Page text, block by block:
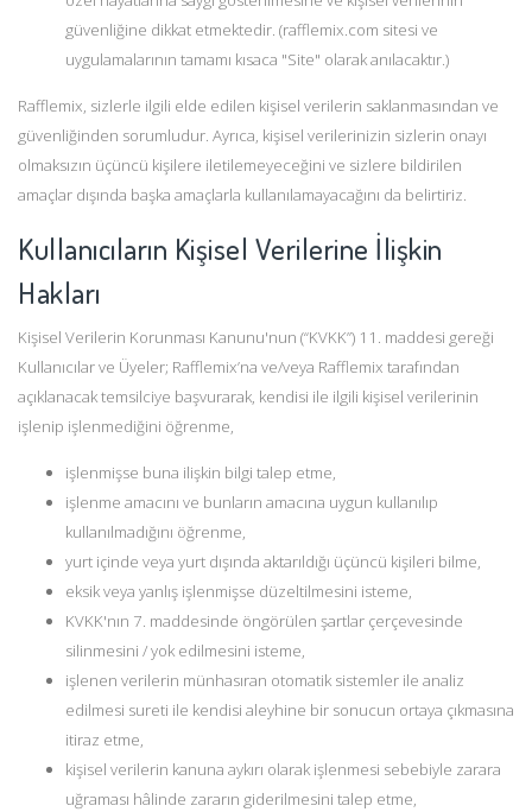
güvenliğine dikkat etmektedir. (rafflemix.com sitesi ve
uygulamalarının tamamı kısaca "Site" olarak anılacaktır.)
Rafflemix, sizlerle ilgili elde edilen kişisel verilerin saklanmasından ve
güvenliğinden sorumludur. Ayrıca, kişisel verilerinizin sizlerin onayı
olmaksızın üçüncü kişilere iletilemeyeceğini ve sizlere bildirilen
amaçlar dışında başka amaçlarla kullanılamayacağını da belirtiriz.
Kullanıcıların Kişisel Verilerine İlişkin
Hakları
Kişisel Verilerin Korunması Kanunu'nun (“KVKK”) 11. maddesi gereği
Kullanıcılar ve Üyeler; Rafflemix’na ve/veya Rafflemix tarafından
açıklanacak temsilciye başvurarak, kendisi ile ilgili kişisel verilerinin
işlenip işlenmediğini öğrenme,
işlenmişse buna ilişkin bilgi talep etme,
işlenme amacını ve bunların amacına uygun kullanılıp
kullanılmadığını öğrenme,
yurt içinde veya yurt dışında aktarıldığı üçüncü kişileri bilme,
eksik veya yanlış işlenmişse düzeltilmesini isteme,
KVKK'nın 7. maddesinde öngörülen şartlar çerçevesinde
silinmesini / yok edilmesini isteme,
işlenen verilerin münhasıran otomatik sistemler ile analiz
edilmesi sureti ile kendisi aleyhine bir sonucun ortaya çıkmasına
itiraz etme,
kişisel verilerin kanuna aykırı olarak işlenmesi sebebiyle zarara
uğraması hâlinde zararın giderilmesini talep etme,